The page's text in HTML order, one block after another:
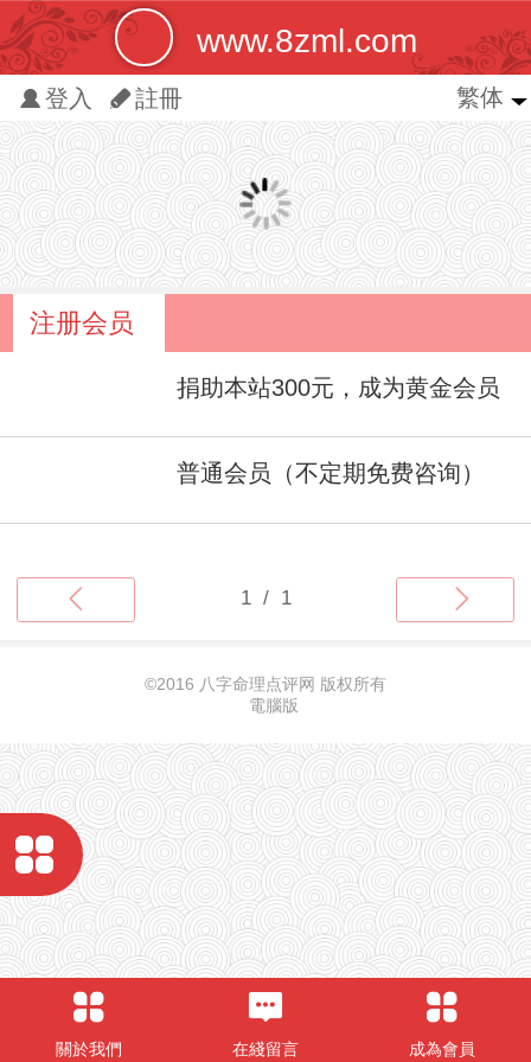
www.8zml.com
登入 註冊 繁体
繁体
简体
注册会员
捐助本站300元，成为黄金会员
普通会员（不定期免费咨询）
©2016 八字命理点评网 版权所有
電腦版
關於我們 在綫留言 成為會員